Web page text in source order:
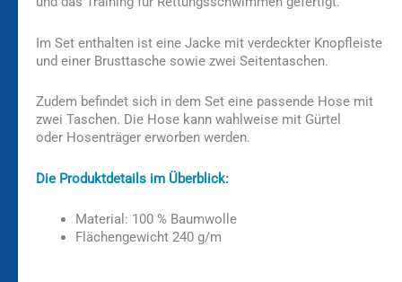
Im Set enthalten ist eine Jacke mit verdeckter Knopfleiste
und einer Brusttasche sowie zwei Seitentaschen.
Zudem befindet sich in dem Set eine passende Hose mit
zwei Taschen. Die Hose kann wahlweise mit Gürtel
oder Hosenträger erworben werden.
Die Produktdetails im Überblick:
Material: 100 % Baumwolle
Flächengewicht 240 g/m